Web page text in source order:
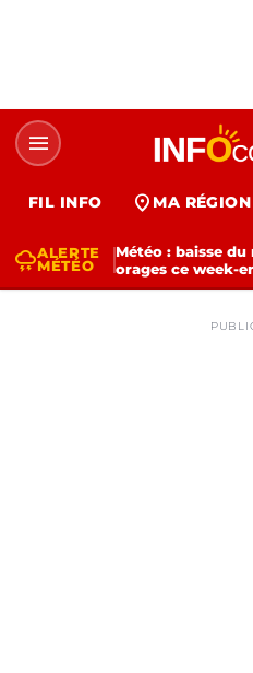
menu
FIL INFO location_on MA RÉGION
thunderstormALERTE
MÉTÉO
Météo : baisse
orages ce week-